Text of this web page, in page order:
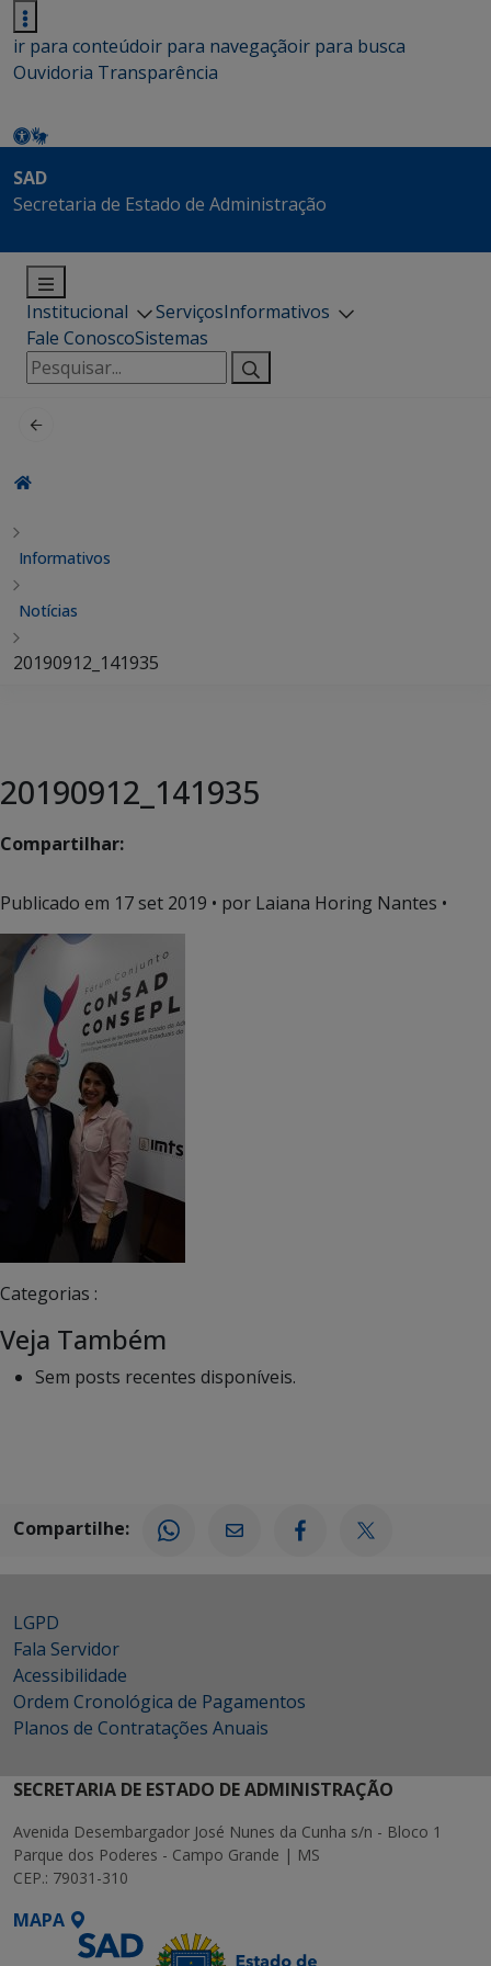
ir para conteúdoir para navegaçãoir para busca
Ouvidoria Transparência
SAD
Secretaria de Estado de Administração
Institucional ServiçosInformativos
Fale ConoscoSistemas
Pesquisar
por:
Informativos
Notícias
20190912_141935
20190912_141935
Compartilhar:
Publicado em 17 set 2019 • por Laiana Horing Nantes •
Categorias :
Veja Também
Sem posts recentes disponíveis.
Compartilhe:
LGPD
Fala Servidor
Acessibilidade
Ordem Cronológica de Pagamentos
Planos de Contratações Anuais
SECRETARIA DE ESTADO DE ADMINISTRAÇÃO
Avenida Desembargador José Nunes da Cunha s/n - Bloco 1
Parque dos Poderes - Campo Grande | MS
CEP.: 79031-310
MAPA